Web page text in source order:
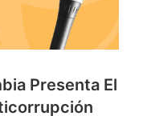
Presenta El